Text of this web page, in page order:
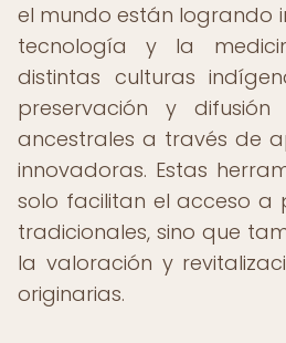
el mundo están logrando
tecnología y la
distintas culturas
preservación y difusión
ancestrales a través de
innovadoras. Estas
solo facilitan el acceso a
tradicionales, sino que
la valoración y
originarias.